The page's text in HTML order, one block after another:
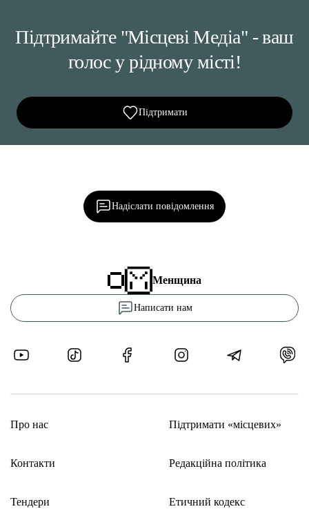
Підтримайте "Місцеві Медіа" - ваш
голос у рідному місті!
Підтримати
Надіслати повідомлення
Менщина
Написати нам
Про нас
Контакти
Тендери
Підтримати «місцевих»
Редакційна політика
Етичний кодекс